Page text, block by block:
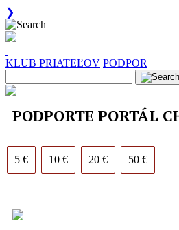
❯
KLUB PRIATEĽOV PODPOR
PODPORTE PORTÁL
5 € 10 € 20 € 50 €